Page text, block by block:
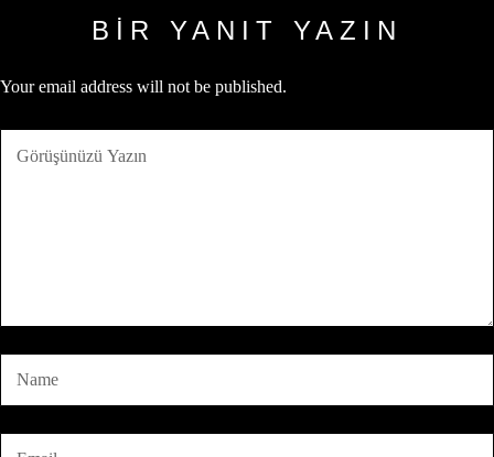
BIR YANIT YAZIN
Your email address will not be published.